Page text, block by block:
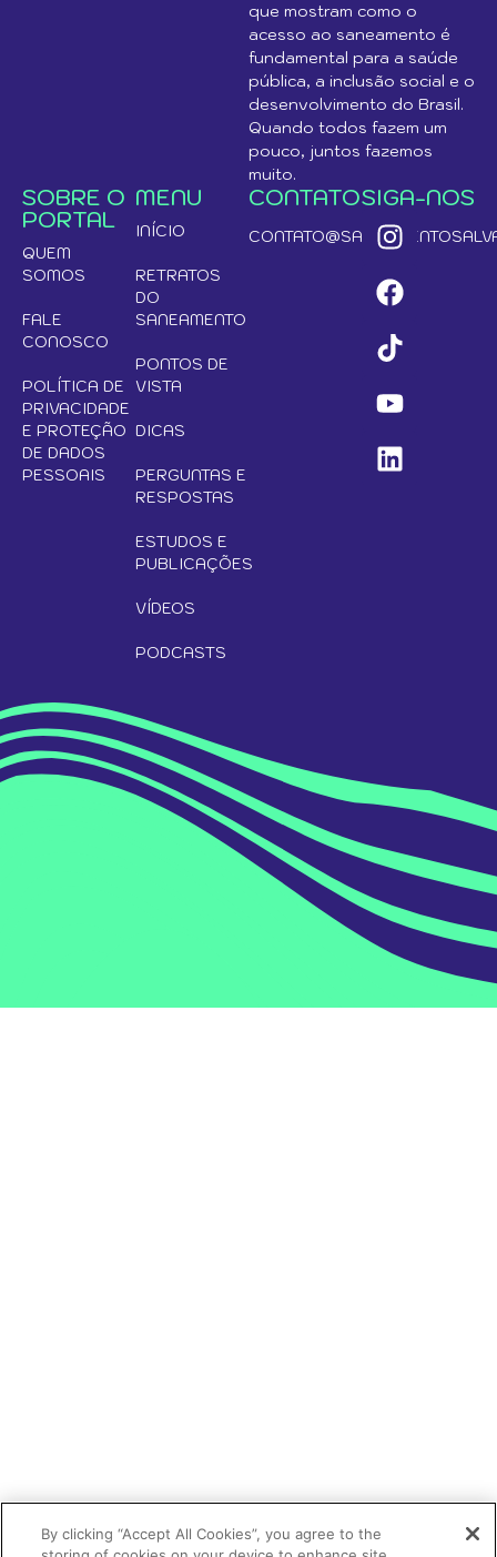
que mostram como o
acesso ao saneamento é
fundamental para a saúde
pública, a inclusão social e o
desenvolvimento do Brasil.
Quando todos fazem um
pouco, juntos fazemos
muito.
SOBRE O
PORTAL
QUEM
SOMOS
FALE
CONOSCO
POLÍTICA DE
PRIVACIDADE
E PROTEÇÃO
DE DADOS
PESSOAIS
MENU
INÍCIO
RETRATOS
DO
SANEAMENTO
PONTOS DE
VISTA
DICAS
PERGUNTAS E
RESPOSTAS
ESTUDOS E
PUBLICAÇÕES
VÍDEOS
PODCASTS
CONTATOSIGA-NOS
By clicking “Accept All Cookies”, you agree to the